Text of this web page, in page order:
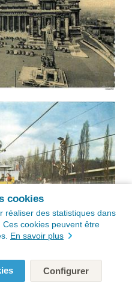
cookies
réaliser des statistiques dans
Ces cookies peuvent être
En savoir plus
Configurer